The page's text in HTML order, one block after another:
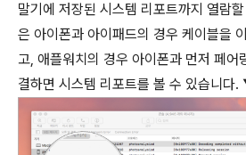
말기에 저장된 시스템 리포트까지 열람
은 아이폰과 아이패드의 경우 케이블을
고, 애플워치의 경우 아이폰과 먼저 페어
결하면 시스템 리포트를 볼 수 있습니다